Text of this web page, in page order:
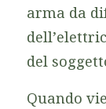
arma da
del
Quando